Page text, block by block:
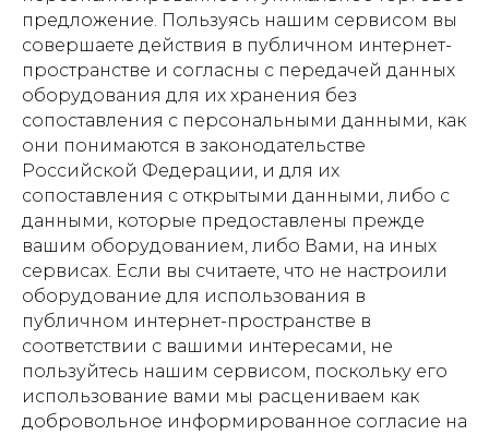
предложение. Пользуясь нашим сервисом вы
совершаете действия в публичном интернет-
пространстве и согласны с передачей данных
оборудования для их хранения без
сопоставления с персональными данными, как
они понимаются в законодательстве
Российской Федерации, и для их
сопоставления с открытыми данными, либо с
данными, которые предоставлены прежде
вашим оборудованием, либо Вами, на иных
сервисах. Если вы считаете, что не настроили
оборудование для использования в
публичном интернет-пространстве в
соответствии с вашими интересами, не
пользуйтесь нашим сервисом, поскольку его
использование вами мы расцениваем как
добровольное информированное согласие на